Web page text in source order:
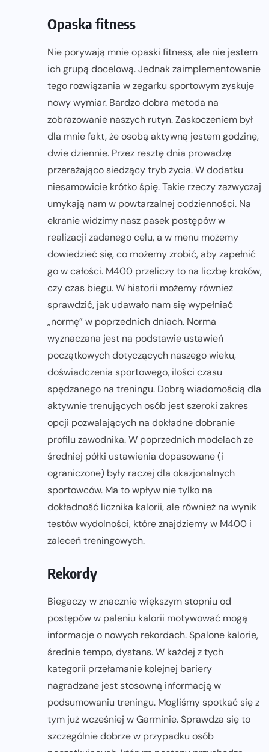
Opaska fitness
Nie porywają mnie opaski fitness, ale nie jestem
ich grupą docelową. Jednak zaimplementowanie
tego rozwiązania w zegarku sportowym zyskuje
nowy wymiar. Bardzo dobra metoda na
zobrazowanie naszych rutyn. Zaskoczeniem był
dla mnie fakt, że osobą aktywną jestem godzinę,
dwie dziennie. Przez resztę dnia prowadzę
przerażająco siedzący tryb życia. W dodatku
niesamowicie krótko śpię. Takie rzeczy zazwyczaj
umykają nam w powtarzalnej codzienności. Na
ekranie widzimy nasz pasek postępów w
realizacji zadanego celu, a w menu możemy
dowiedzieć się, co możemy zrobić, aby zapełnić
go w całości. M400 przeliczy to na liczbę kroków,
czy czas biegu. W historii możemy również
sprawdzić, jak udawało nam się wypełniać
„normę” w poprzednich dniach. Norma
wyznaczana jest na podstawie ustawień
początkowych dotyczących naszego wieku,
doświadczenia sportowego, ilości czasu
spędzanego na treningu. Dobrą wiadomością dla
aktywnie trenujących osób jest szeroki zakres
opcji pozwalających na dokładne dobranie
profilu zawodnika. W poprzednich modelach ze
średniej półki ustawienia dopasowane (i
ograniczone) były raczej dla okazjonalnych
sportowców. Ma to wpływ nie tylko na
dokładność licznika kalorii, ale również na wynik
testów wydolności, które znajdziemy w M400 i
zaleceń treningowych.
Rekordy
Biegaczy w znacznie większym stopniu od
postępów w paleniu kalorii motywować mogą
informacje o nowych rekordach. Spalone kalorie,
średnie tempo, dystans. W każdej z tych
kategorii przełamanie kolejnej bariery
nagradzane jest stosowną informacją w
podsumowaniu treningu. Mogliśmy spotkać się z
tym już wcześniej w Garminie. Sprawdza się to
szczególnie dobrze w przypadku osób